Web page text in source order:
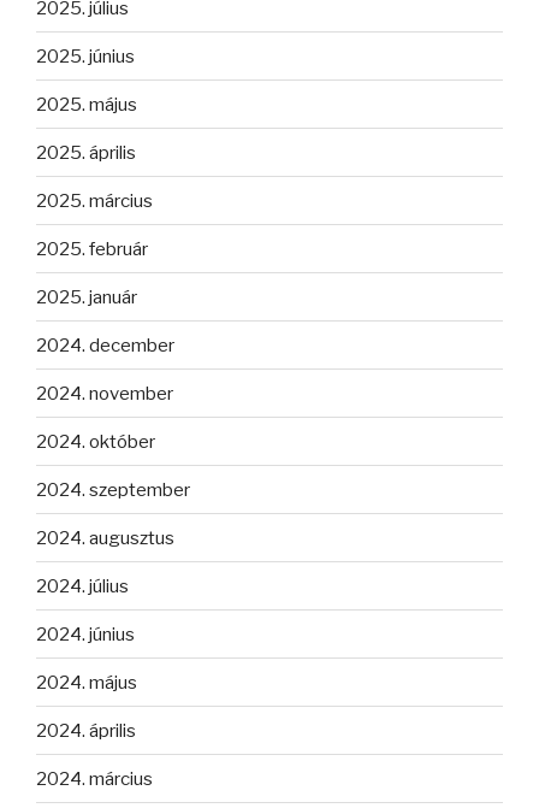
2025. július
2025. június
2025. május
2025. április
2025. március
2025. február
2025. január
2024. december
2024. november
2024. október
2024. szeptember
2024. augusztus
2024. július
2024. június
2024. május
2024. április
2024. március